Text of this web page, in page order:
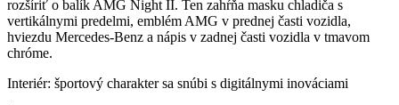
rozšíriť o balík AMG Night II. Ten zahŕňa masku chladiča s
vertikálnymi predelmi, emblém AMG v prednej časti vozidla,
hviezdu Mercedes-Benz a nápis v zadnej časti vozidla v tmavom
chróme.
Interiér: športový charakter sa snúbi s digitálnymi inováciami